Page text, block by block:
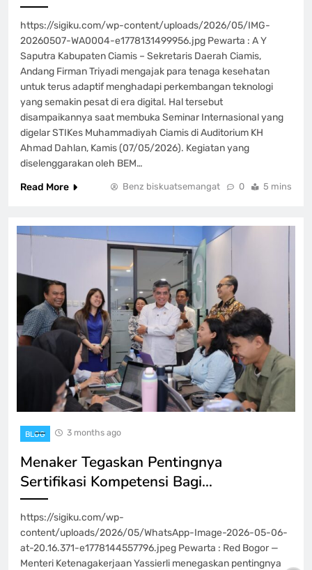
https://sigiku.com/wp-content/uploads/2026/05/IMG-
20260507-WA0004-e1778131499956.jpg Pewarta : A Y
Saputra Kabupaten Ciamis – Sekretaris Daerah Ciamis,
Andang Firman Triyadi mengajak para tenaga kesehatan
untuk terus adaptif menghadapi perkembangan teknologi
yang semakin pesat di era digital. Hal tersebut
disampaikannya saat membuka Seminar Internasional yang
digelar STIKes Muhammadiyah Ciamis di Auditorium KH
Ahmad Dahlan, Kamis (07/05/2026). Kegiatan yang
diselenggarakan oleh BEM…
Read More
Benz biskuatsemangat 0 5 mins
BLOG 3 months ago
Menaker Tegaskan Pentingnya
Sertifikasi Kompetensi Bagi…
https://sigiku.com/wp-
content/uploads/2026/05/WhatsApp-Image-2026-05-06-
at-20.16.371-e1778144557796.jpeg Pewarta : Red Bogor —
Menteri Ketenagakerjaan Yassierli menegaskan pentingnya